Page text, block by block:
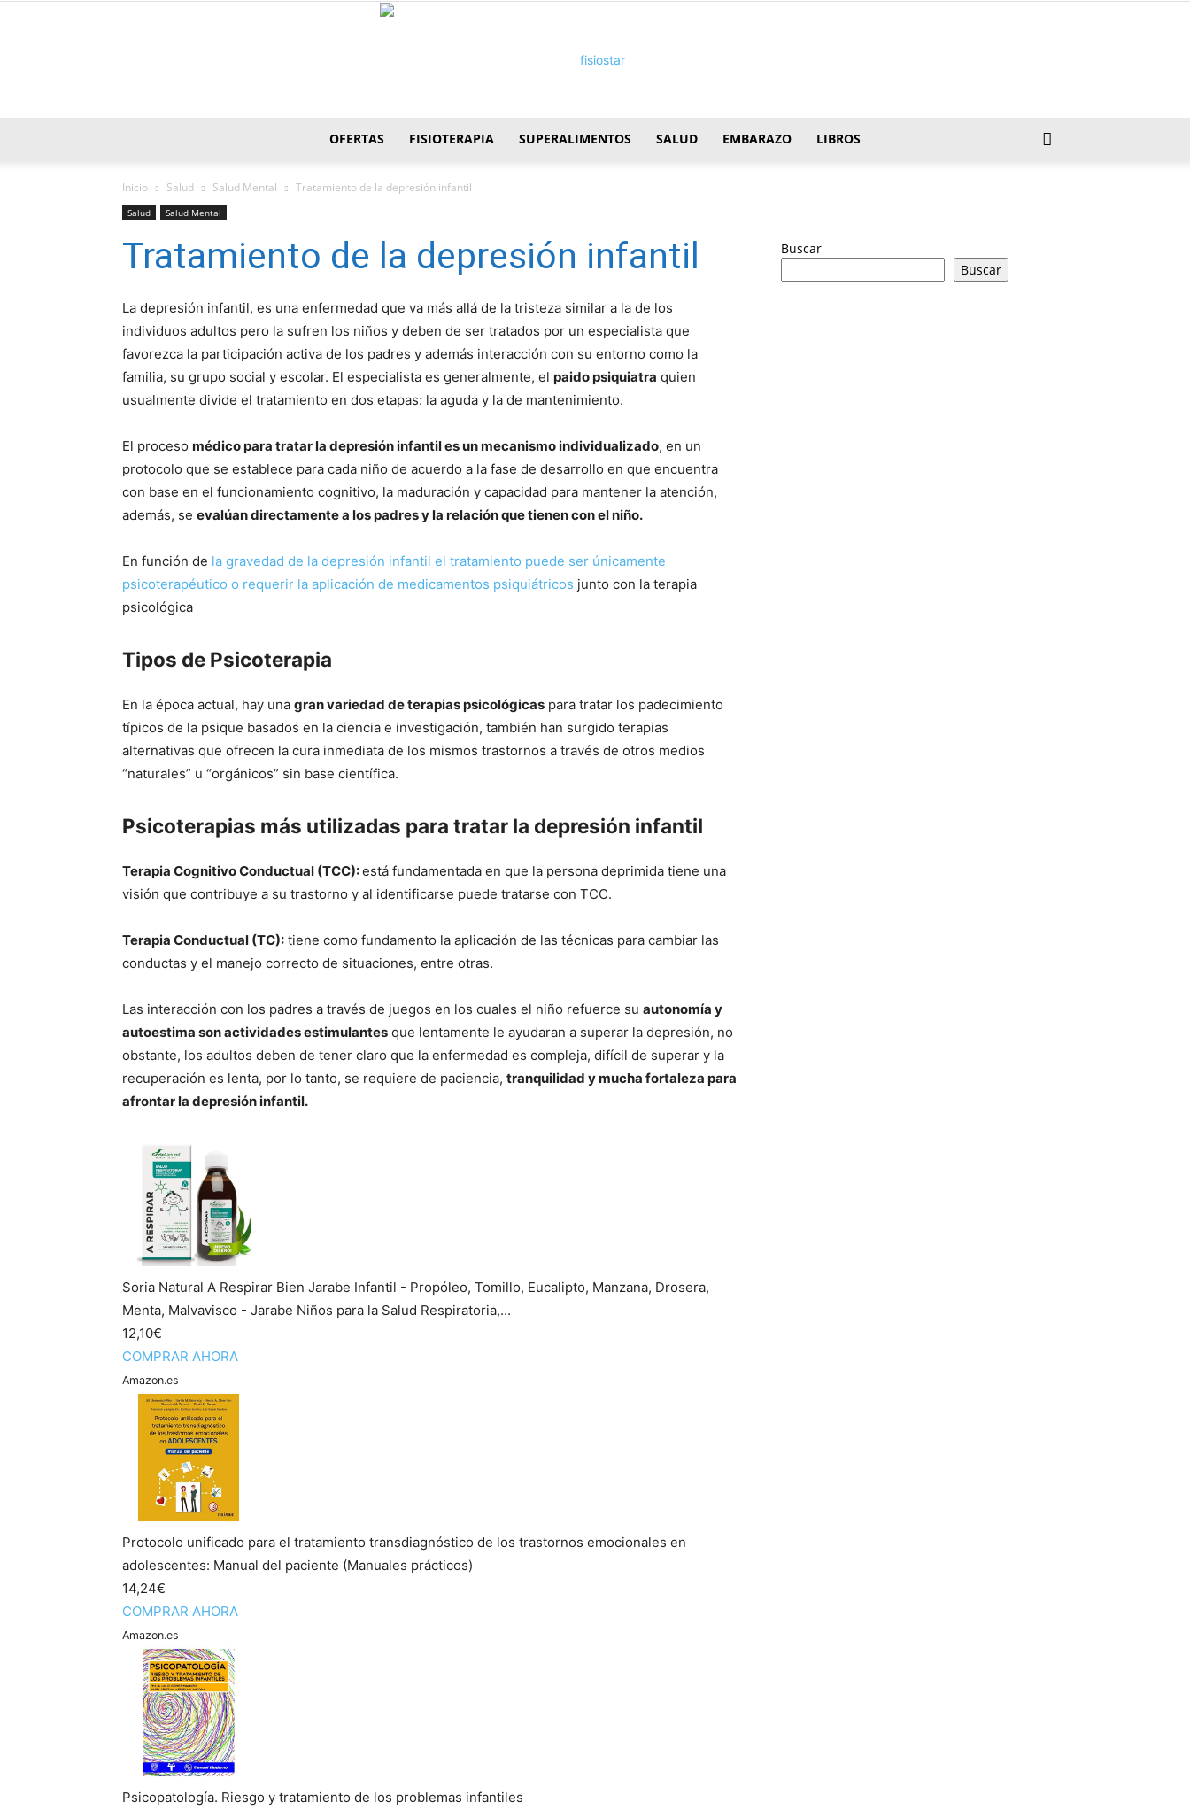
OFERTAS FISIOTERAPIA SUPERALIMENTOS SALUD EMBARAZO LIBROS
Inicio Salud Salud Mental Tratamiento de la depresión infantil
Salud Salud Mental
Tratamiento de la depresión infantil
La depresión infantil, es una enfermedad que va más allá de la tristeza similar a la de los
individuos adultos pero la sufren los niños y deben de ser tratados por un especialista que
favorezca la participación activa de los padres y además interacción con su entorno como la
familia, su grupo social y escolar. El especialista es generalmente, el paido psiquiatra quien
usualmente divide el tratamiento en dos etapas: la aguda y la de mantenimiento.
El proceso médico para tratar la depresión infantil es un mecanismo individualizado, en un
protocolo que se establece para cada niño de acuerdo a la fase de desarrollo en que encuentra
con base en el funcionamiento cognitivo, la maduración y capacidad para mantener la atención,
además, se evalúan directamente a los padres y la relación que tienen con el niño.
En función de la gravedad de la depresión infantil el tratamiento puede ser únicamente
psicoterapéutico o requerir la aplicación de medicamentos psiquiátricos junto con la terapia
psicológica
Tipos de Psicoterapia
En la época actual, hay una gran variedad de terapias psicológicas para tratar los padecimiento
típicos de la psique basados en la ciencia e investigación, también han surgido terapias
alternativas que ofrecen la cura inmediata de los mismos trastornos a través de otros medios
“naturales” u “orgánicos” sin base científica.
Psicoterapias más utilizadas para tratar la depresión infantil
Terapia Cognitivo Conductual (TCC):está fundamentada en que la persona deprimida tiene una
visión que contribuye a su trastorno y al identificarse puede tratarse con TCC.
Terapia Conductual (TC): tiene como fundamento la aplicación de las técnicas para cambiar las
conductas y el manejo correcto de situaciones, entre otras.
Las interacción con los padres a través de juegos en los cuales el niño refuerce su autonomía y
autoestima son actividades estimulantes que lentamente le ayudaran a superar la depresión, no
obstante, los adultos deben de tener claro que la enfermedad es compleja, difícil de superar y la
recuperación es lenta, por lo tanto, se requiere de paciencia, tranquilidad y mucha fortaleza para
afrontar la depresión infantil.
Soria Natural A Respirar Bien Jarabe Infantil - Propóleo, Tomillo, Eucalipto, Manzana, Drosera,
Menta, Malvavisco - Jarabe Niños para la Salud Respiratoria,...
12,10€
COMPRAR AHORA
Amazon.es
Protocolo unificado para el tratamiento transdiagnóstico de los trastornos emocionales en
adolescentes: Manual del paciente (Manuales prácticos)
14,24€
COMPRAR AHORA
Amazon.es
Psicopatología. Riesgo y tratamiento de los problemas infantiles
Buscar
Buscar